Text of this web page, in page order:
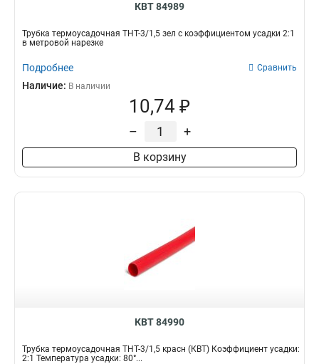
КВТ 84989
Трубка термоусадочная ТНТ-3/1,5 зел с коэффициентом усадки 2:1
в метровой нарезке
Подробнее Сравнить
Наличие: В наличии
10,74 ₽
– +
В корзину
КВТ 84990
Трубка термоусадочная ТНТ-3/1,5 красн (КВТ) Коэффициент усадки:
2:1 Температура усадки: 80°...